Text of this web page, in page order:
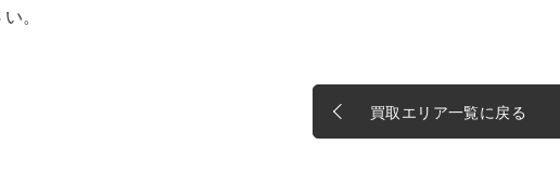
。
買取エリア一覧に戻る